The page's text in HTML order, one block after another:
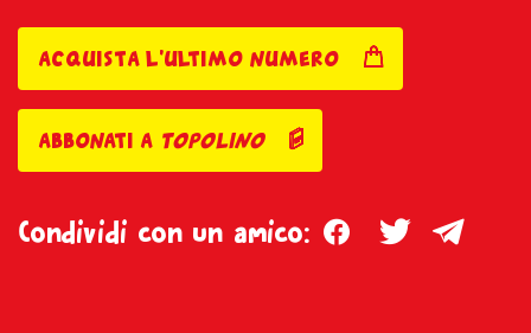
acquista l'ultimo numero
abbonati a topolino
Condividi con un amico: FacebookTwitter